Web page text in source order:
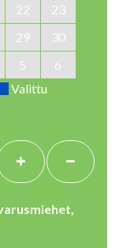
22
23
29
30
5
6
Valittu